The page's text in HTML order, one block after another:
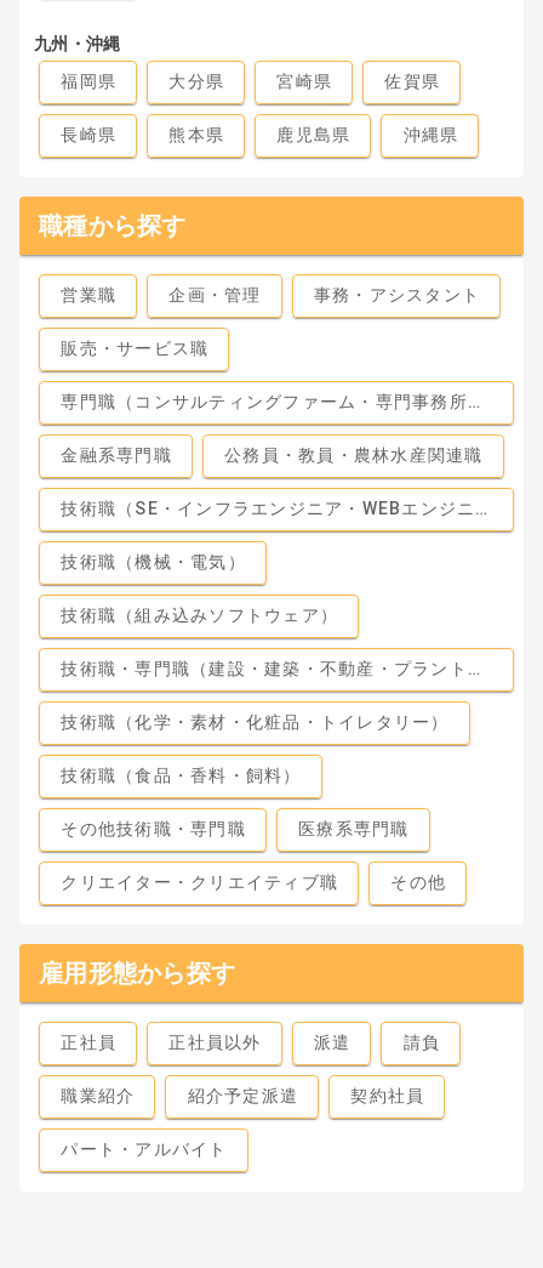
九州・沖縄
福岡県
大分県 宮崎県 佐賀県
長崎県 熊本県 鹿児島県 沖縄県
職種から探す
営業職 企画・管理 事務・アシスタント
販売・サービス職
専門職（コンサルティングファーム・専門事務所・監査法人）
金融系専門職 公務員・教員・農林水産関連職
技術職（SE・インフラエンジニア・WEBエンジニア）
技術職（機械・電気）
技術職（組み込みソフトウェア）
技術職・専門職（建設・建築・不動産・プラント・工場）
技術職（化学・素材・化粧品・トイレタリー）
技術職（食品・香料・飼料）
その他技術職・専門職 医療系専門職
クリエイター・クリエイティブ職 その他
雇用形態から探す
正社員 正社員以外 派遣 請負
職業紹介 紹介予定派遣 契約社員
パート・アルバイト